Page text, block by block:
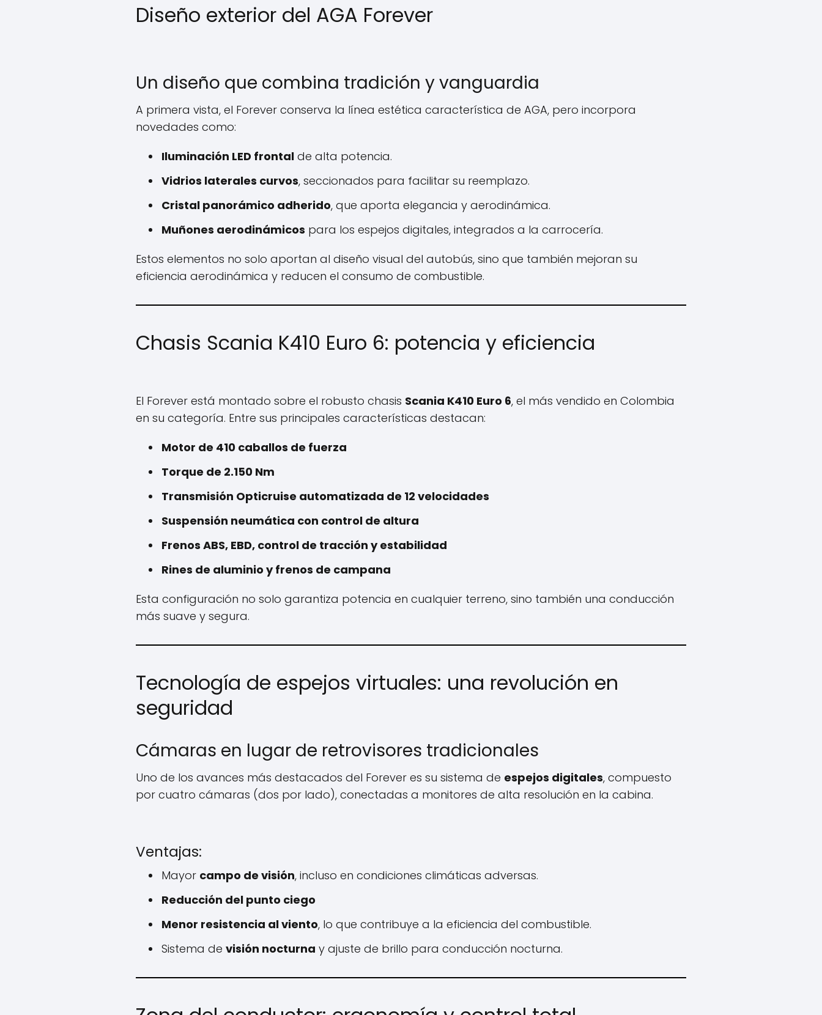
Diseño exterior del AGA Forever
Un diseño que combina tradición y vanguardia
A primera vista, el Forever conserva la línea estética característica de AGA, pero incorpora
novedades como:
Iluminación LED frontal de alta potencia.
Vidrios laterales curvos, seccionados para facilitar su reemplazo.
Cristal panorámico adherido, que aporta elegancia y aerodinámica.
Muñones aerodinámicos para los espejos digitales, integrados a la carrocería.
Estos elementos no solo aportan al diseño visual del autobús, sino que también mejoran su
eficiencia aerodinámica y reducen el consumo de combustible.
Chasis Scania K410 Euro 6: potencia y eficiencia
El Forever está montado sobre el robusto chasis Scania K410 Euro 6, el más vendido en Colombia
en su categoría. Entre sus principales características destacan:
Motor de 410 caballos de fuerza
Torque de 2.150 Nm
Transmisión Opticruise automatizada de 12 velocidades
Suspensión neumática con control de altura
Frenos ABS, EBD, control de tracción y estabilidad
Rines de aluminio y frenos de campana
Esta configuración no solo garantiza potencia en cualquier terreno, sino también una conducción
más suave y segura.
Tecnología de espejos virtuales: una revolución en
seguridad
Cámaras en lugar de retrovisores tradicionales
Uno de los avances más destacados del Forever es su sistema de espejos digitales, compuesto
por cuatro cámaras (dos por lado), conectadas a monitores de alta resolución en la cabina.
Ventajas:
Mayor campo de visión, incluso en condiciones climáticas adversas.
Reducción del punto ciego
Menor resistencia al viento, lo que contribuye a la eficiencia del combustible.
Sistema de visión nocturna y ajuste de brillo para conducción nocturna.